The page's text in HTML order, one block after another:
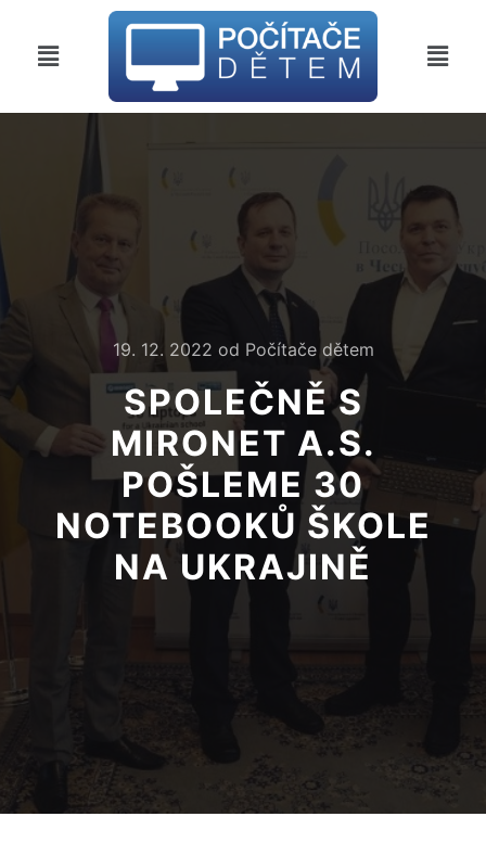
19. 12. 2022 od Počítače dětem
SPOLEČNĚ S
MIRONET A.S.
POŠLEME 30
NOTEBOOKŮ ŠKOLE
NA UKRAJINĚ